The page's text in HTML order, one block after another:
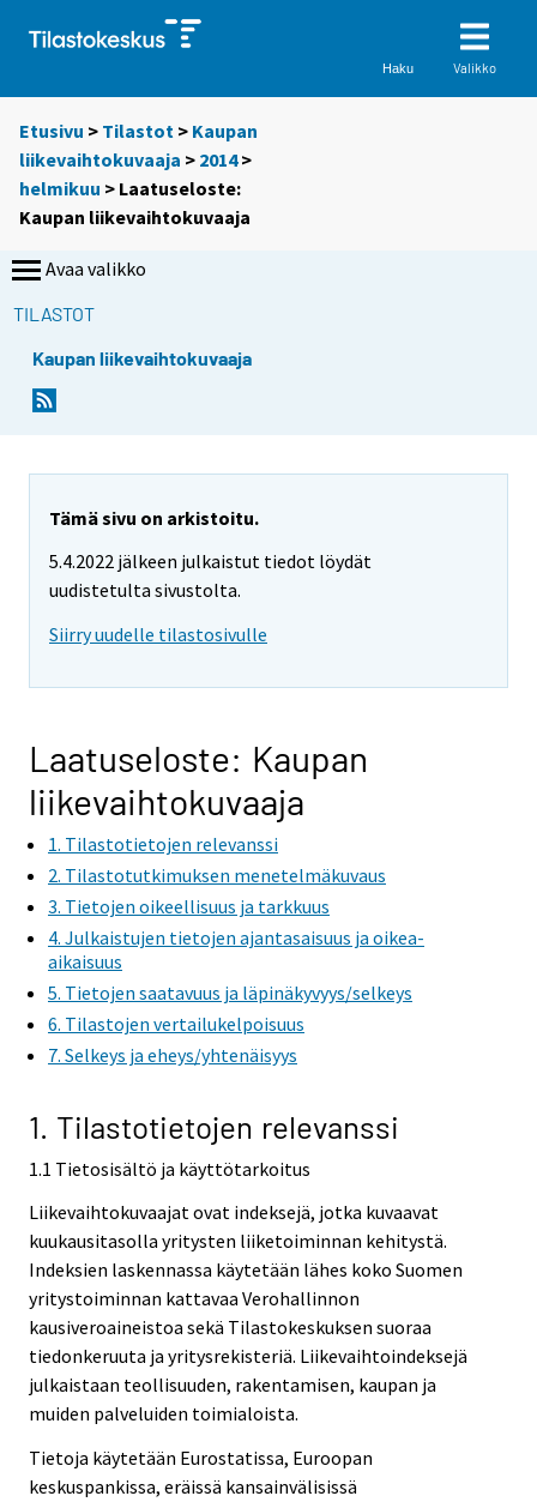
Haku Valikko
Etusivu > Tilastot > Kaupan
liikevaihtokuvaaja > 2014>
helmikuu > Laatuseloste:
Kaupan liikevaihtokuvaaja
Avaa valikko
TILASTOT
Kaupan liikevaihtokuvaaja
Tämä sivu on arkistoitu.
5.4.2022 jälkeen julkaistut tiedot löydät
uudistetulta sivustolta.
Siirry uudelle tilastosivulle
Laatuseloste: Kaupan
liikevaihtokuvaaja
1. Tilastotietojen relevanssi
2. Tilastotutkimuksen menetelmäkuvaus
3. Tietojen oikeellisuus ja tarkkuus
4. Julkaistujen tietojen ajantasaisuus ja oikea-
aikaisuus
5. Tietojen saatavuus ja läpinäkyvyys/selkeys
6. Tilastojen vertailukelpoisuus
7. Selkeys ja eheys/yhtenäisyys
1. Tilastotietojen relevanssi
1.1 Tietosisältö ja käyttötarkoitus
Liikevaihtokuvaajat ovat indeksejä, jotka kuvaavat
kuukausitasolla yritysten liiketoiminnan kehitystä.
Indeksien laskennassa käytetään lähes koko Suomen
yritystoiminnan kattavaa Verohallinnon
kausiveroaineistoa sekä Tilastokeskuksen suoraa
tiedonkeruuta ja yritysrekisteriä. Liikevaihtoindeksejä
julkaistaan teollisuuden, rakentamisen, kaupan ja
muiden palveluiden toimialoista.
Tietoja käytetään Eurostatissa, Euroopan
keskuspankissa, eräissä kansainvälisissä